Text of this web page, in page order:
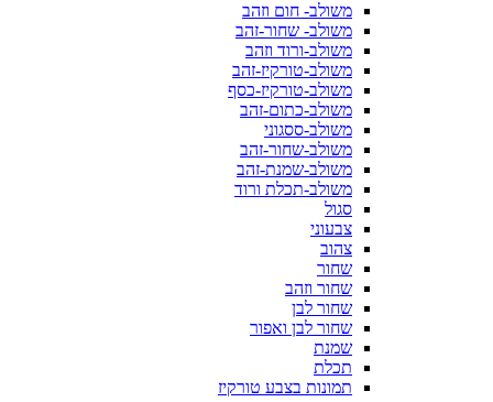
משולב- חום וזהב
משולב- שחור-זהב
משולב-ורוד וזהב
משולב-טורקיז-זהב
משולב-טורקיז-כסף
משולב-כתום-זהב
משולב-ססגוני
משולב-שחור-זהב
משולב-שמנת-זהב
משולב-תכלת ורוד
סגול
צבעוני
צהוב
שחור
שחור וזהב
שחור לבן
שחור לבן ואפור
שמנת
תכלת
תמונות בצבע טורקיז